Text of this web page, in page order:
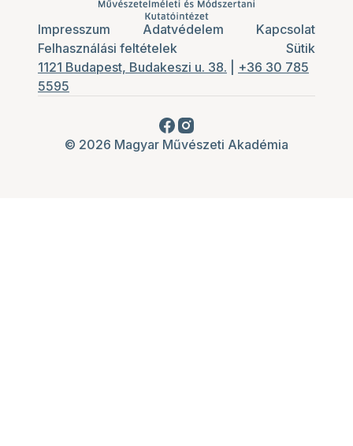
Impresszum Adatvédelem
Kapcsolat
Felhasználási feltételek
Sütik
1121 Budapest, Budakeszi u. 38.
+36 30 785
5595
© 2026 Magyar Művészeti Akadémia